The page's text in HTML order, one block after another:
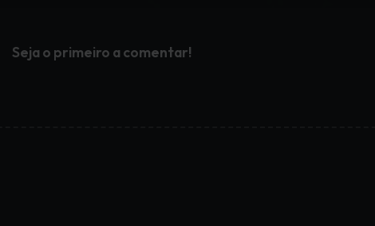
Seja o primeiro a comentar!